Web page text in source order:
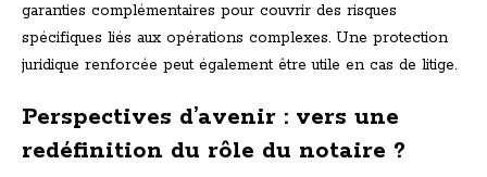
garanties complémentaires pour couvrir des risques
spécifiques liés aux opérations complexes. Une protection
juridique renforcée peut également être utile en cas de litige.
Perspectives d’avenir : vers une
redéfinition du rôle du notaire ?